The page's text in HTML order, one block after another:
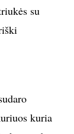
su
kuria